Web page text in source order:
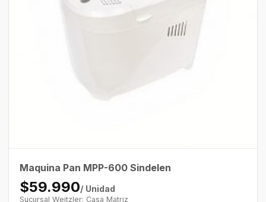
Maquina Pan MPP-600 Sindelen
$59.990/ Unidad
Sucursal Weitzler: Casa Matriz